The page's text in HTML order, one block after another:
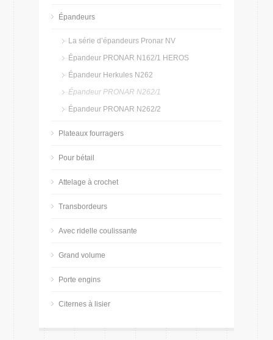
Épandeurs
La série d’épandeurs Pronar NV
Épandeur PRONAR N162/1 HEROS
Épandeur Herkules N262
Épandeur PRONAR N262/1
Épandeur PRONAR N262/2
Plateaux fourragers
Pour bétail
Attelage à crochet
Transbordeurs
Avec ridelle coulissante
Grand volume
Porte engins
Citernes à lisier